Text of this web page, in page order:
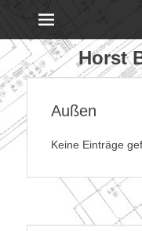
Horst
Außen
Keine Einträge